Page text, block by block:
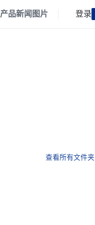
产品新闻 图片 登录
查看所有文件夹